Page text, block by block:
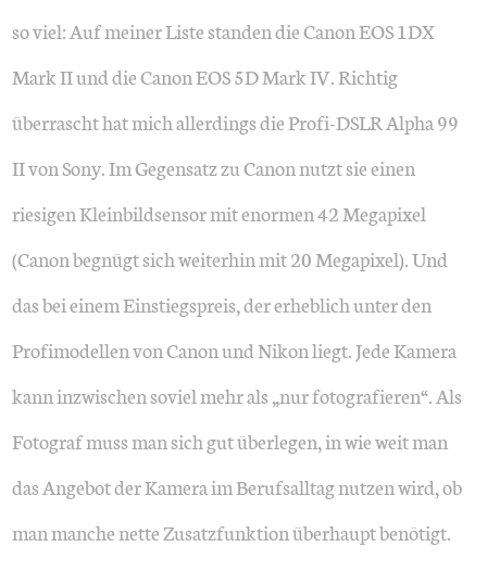
so viel: Auf meiner Liste standen die Canon EOS 1DX
Mark II und die Canon EOS 5D Mark IV. Richtig
überrascht hat mich allerdings die Profi-DSLR Alpha 99
II von Sony. Im Gegensatz zu Canon nutzt sie einen
riesigen Kleinbildsensor mit enormen 42 Megapixel
(Canon begnügt sich weiterhin mit 20 Megapixel). Und
das bei einem Einstiegspreis, der erheblich unter den
Profimodellen von Canon und Nikon liegt. Jede Kamera
kann inzwischen soviel mehr als „nur fotografieren“. Als
Fotograf muss man sich gut überlegen, in wie weit man
das Angebot der Kamera im Berufsalltag nutzen wird, ob
man manche nette Zusatzfunktion überhaupt benötigt.